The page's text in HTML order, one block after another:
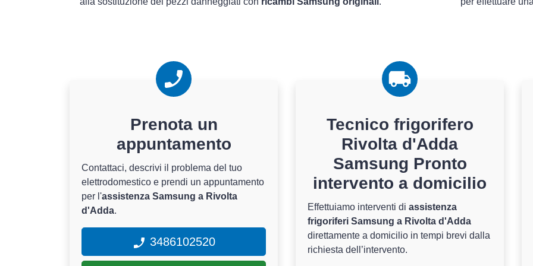
Prenota un
appuntamento
Contattaci, descrivi il problema del tuo
elettrodomestico e prendi un appuntamento
per l'assistenza Samsung a Rivolta
d'Adda.
3486102520
Tecnico frigorifero
Rivolta d'Adda
Samsung Pronto
intervento a domicilio
Effettuiamo interventi di assistenza
frigoriferi Samsung a Rivolta d'Adda
direttamente a domicilio in tempi brevi dalla
richiesta dell’intervento.